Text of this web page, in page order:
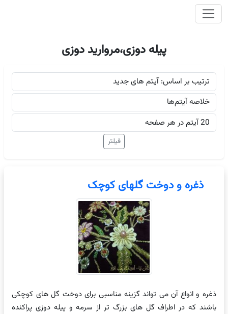
اصلی
پیله دوزی،مروارید دوزی
ذغره و دوخت گلهای کوچک
ذغره و انواع آن می تواند گزینه مناسبی برای دوخت گل های کوچکی
باشند که در اطراف گل های بزرگ تر از سرمه و پیله دوزی پراکنده